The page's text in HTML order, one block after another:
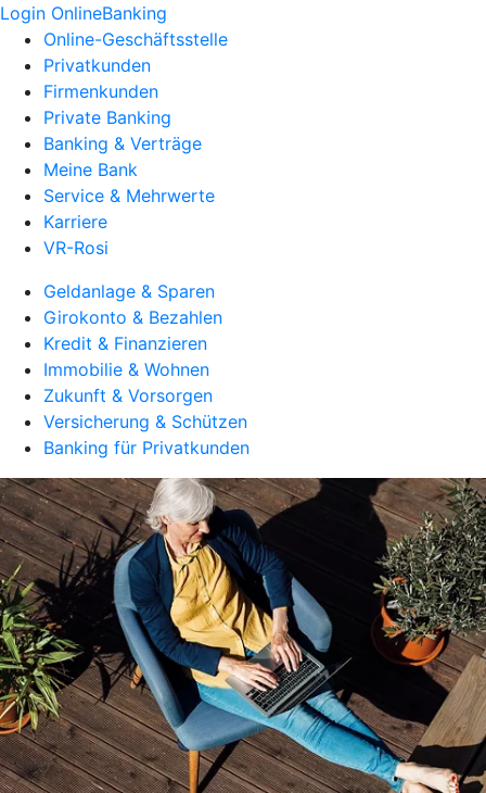
Login OnlineBanking
Online-Geschäftsstelle
Privatkunden
Firmenkunden
Private Banking
Banking & Verträge
Meine Bank
Service & Mehrwerte
Karriere
VR-Rosi
Geldanlage & Sparen
Girokonto & Bezahlen
Kredit & Finanzieren
Immobilie & Wohnen
Zukunft & Vorsorgen
Versicherung & Schützen
Banking für Privatkunden